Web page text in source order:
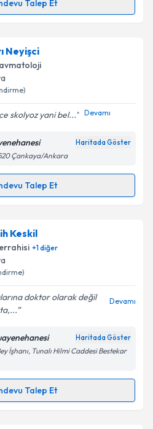
Talebini Gönder
Talep Et
Talebi
için randevu takvimi talebi
randevu almanız için bir
e-posta ile bilgilendireceğiz.
ilişkin
kişisel verilerimin belirtilen
kabul ediyorum.
Neyişci
skolyoz yani bel... Devamı
Haritada Göster
Çankaya/Ankara
Talep Et
Talebi
için randevu takvimi talebi
randevu almanız için bir
e-posta ile bilgilendireceğiz.
ilişkin
Aydınlatma
kişisel verilerimin belirtilen
kabul ediyorum.
Talebini Gönder
Keskil
+1diğer
doktor olarak değil
Devamı
Haritada Göster
İşhanı, Tunalı Hilmi Caddesi Bestekar
Talep Et
Talebi